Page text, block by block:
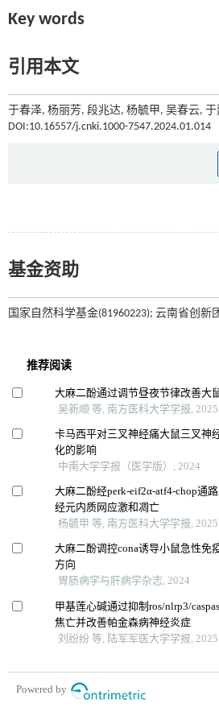
Key words
引用本文
于春泽, 杨丽芳, 段兆达, 杨毓甲, 吴春云,
DOI:10.16557/j.cnki.1000-7547.2024.01.014
基金资助
国家自然科学基金(81960223); 云南省创新